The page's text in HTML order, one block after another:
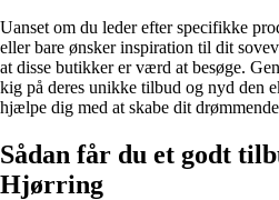
Uanset om du leder efter specifikke
eller bare ønsker inspiration til dit
at disse butikker er værd at besøge.
kig på deres unikke tilbud og nyd den
hjælpe dig med at skabe dit
Sådan får du et godt
Hjørring